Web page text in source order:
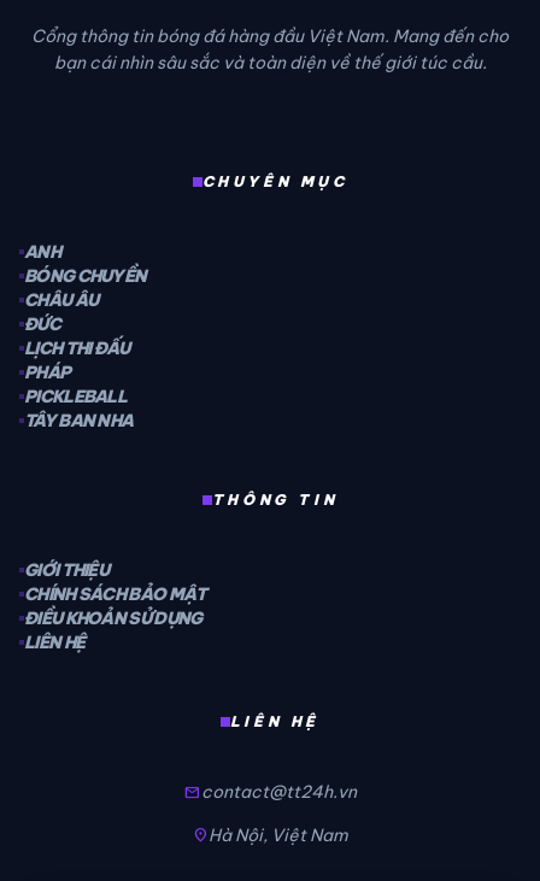
Cổng thông tin bóng đá hàng đầu Việt Nam. Mang đến cho
bạn cái nhìn sâu sắc và toàn diện về thế giới túc cầu.
CHUYÊN MỤC
ANH
BÓNG CHUYỀN
CHÂU ÂU
ĐỨC
LỊCH THI ĐẤU
PHÁP
PICKLEBALL
TÂY BAN NHA
THÔNG TIN
GIỚI THIỆU
CHÍNH SÁCH BẢO MẬT
ĐIỀU KHOẢN SỬ DỤNG
LIÊN HỆ
LIÊN HỆ
mailcontact@tt24h.vn
location_onHà Nội, Việt Nam